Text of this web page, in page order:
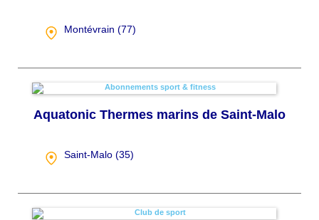
Montévrain (77)
Aquatonic Thermes marins de Saint-Malo
Saint-Malo (35)